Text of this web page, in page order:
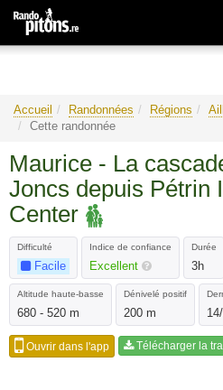
Accueil Randonnées Régions
Cette randonnée
Maurice - La
Joncs depuis Pétrin
Center
Difficulté
Facile
Indice de confiance
Excellent
Durée
3h
Altitude haute-basse
680 - 520 m
Dénivelé positif
200 m
Ouvrir dans l'app Télécharger la